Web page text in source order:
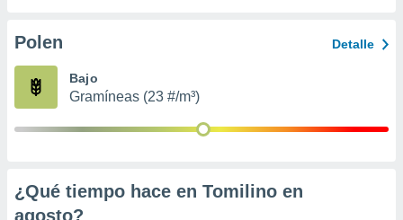
e
mediante
de
Polen Detalle
Bajo
Gramíneas (23 #/m³)
¿Qué tiempo hace en Tomilino en
agosto?